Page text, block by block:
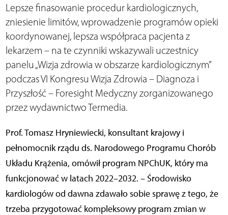
Lepsze finasowanie procedur kardiologicznych,
zniesienie limitów, wprowadzenie programów opieki
koordynowanej, lepsza współpraca pacjenta z
lekarzem – na te czynniki wskazywali uczestnicy
panelu „Wizja zdrowia w obszarze kardiologicznym”
podczas VI Kongresu Wizja Zdrowia – Diagnoza i
Przyszłość – Foresight Medyczny zorganizowanego
przez wydawnictwo Termedia.
Prof. Tomasz Hryniewiecki, konsultant krajowy i
pełnomocnik rządu ds. Narodowego Programu Chorób
Układu Krążenia, omówił program NPChUK, który ma
funkcjonować w latach 2022–2032. – Środowisko
kardiologów od dawna zdawało sobie sprawę z tego, że
trzeba przygotować kompleksowy program zmian w